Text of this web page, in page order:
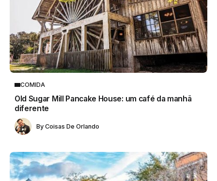
COMIDA
Old Sugar Mill Pancake House: um café da manhã
diferente
By Coisas De Orlando